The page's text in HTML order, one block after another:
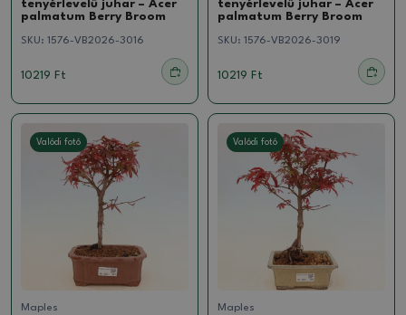
tenyérlevelű juhar – Acer
palmatum Berry Broom
SKU: 1576-VB2026-3016
10219 Ft
tenyérlevelű juhar – Acer
palmatum Berry Broom
SKU: 1576-VB2026-3019
10219 Ft
Valódi fotó
Maples
Valódi fotó
Maples